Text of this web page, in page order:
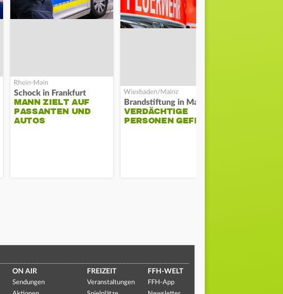
Schock in Frankfurt
MANN ZIELT AUF
PASSANTEN UND
AUTOS
VERDÄCHTIGE
PERSONEN GEFILMT
ON AIR
Sendungen
FREIZEIT
Veranstaltungen
FFH-WELT
FFH-App